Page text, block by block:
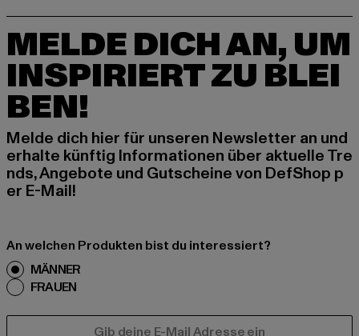
MELDE DICH AN, UM
INSPIRIERT ZU BLEI
BEN!
Melde dich hier für unseren Newsletter an und
erhalte künftig Informationen über aktuelle Tre
nds, Angebote und Gutscheine von DefShop p
er E-Mail!
An welchen Produkten bist du interessiert?
MÄNNER
FRAUEN